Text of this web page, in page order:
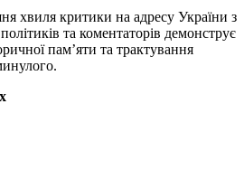
хвиля критики на адресу України з
та коментаторів демонструє
пам’яти та трактування